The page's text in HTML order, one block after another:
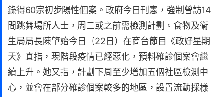
錄得60宗初步陽性個案。政府今日刊憲，強制曾訪14
間跳舞場所人士，周二或之前需檢測計劃。食物及衞
生局局長陳肇始今日（22日）在商台節目《政好星期
天》直指，現階段疫情已經惡化，預料確診個案會繼
續上升。她又指，計劃下周至少增加五個社區檢測中
心，並會在部分確診個案較多的地區，設置流動採樣